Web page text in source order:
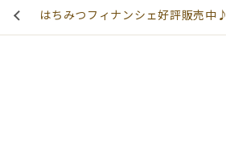
はちみつフィナンシェ好評販売中♪